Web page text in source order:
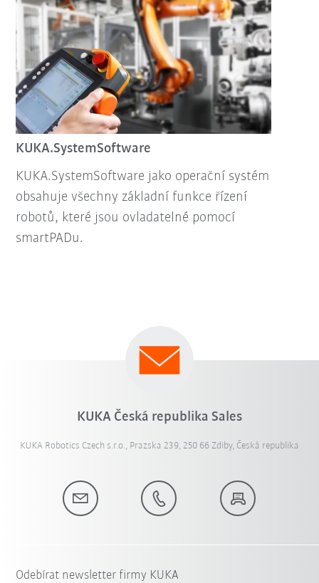
KUKA.SystemSoftware
KUKA.SystemSoftware jako operační systém
obsahuje všechny základní funkce řízení
robotů, které jsou ovladatelné pomocí
smartPADu.
KUKA Česká republika Sales
KUKA Robotics Czech s.r.o., Prazska 239, 250 66 Zdiby, Česká republika
Odebírat newsletter firmy KUKA